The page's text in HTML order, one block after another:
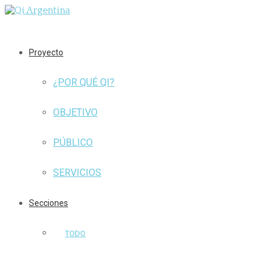
Proyecto
¿POR QUÉ QI?
OBJETIVO
PÚBLICO
SERVICIOS
Secciones
TODO